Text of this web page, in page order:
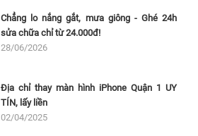
Chẳng lo nắng gắt, mưa giông - Ghé 24h
sửa chữa chỉ từ 24.000đ!
28/06/2026
Địa chỉ thay màn hình iPhone Quận 1 UY
TÍN, lấy liền
02/04/2025